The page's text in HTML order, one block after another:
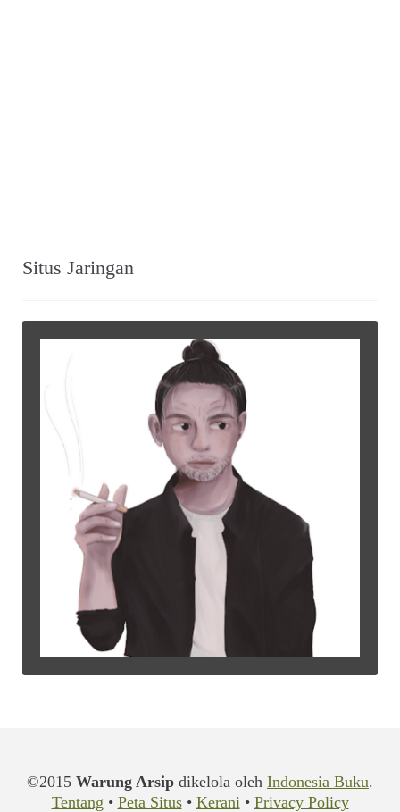
Situs Jaringan
©2015 Warung Arsip dikelola oleh Indonesia Buku.
Tentang • Peta Situs• Kerani • Privacy Policy